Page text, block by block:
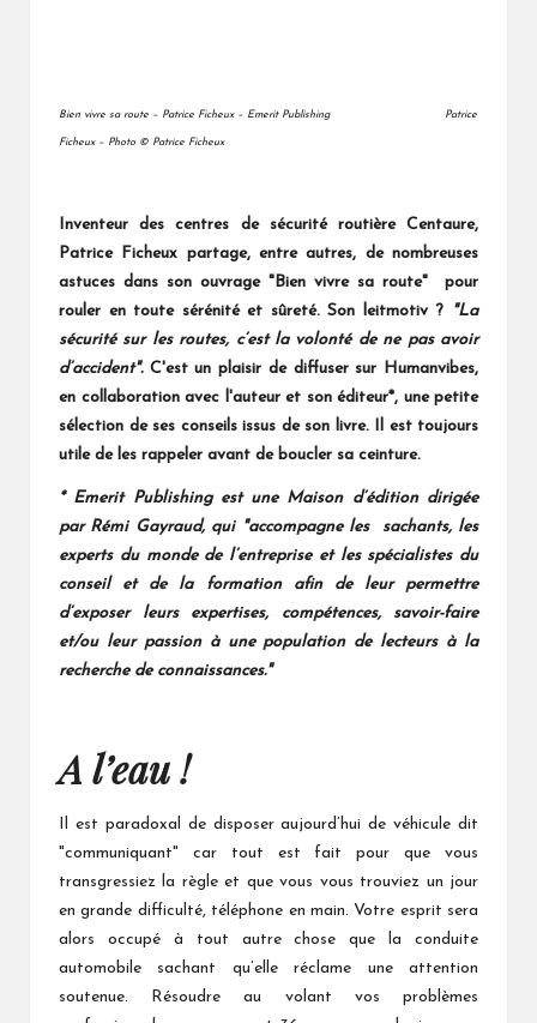
Bien vivre sa route – Patrice Ficheux – Emerit Publishing Patrice
Ficheux – Photo © Patrice Ficheux
Inventeur des centres de sécurité routière Centaure,
Patrice Ficheux partage, entre autres, de nombreuses
astuces dans son ouvrage "Bien vivre sa route" pour
rouler en toute sérénité et sûreté. Son leitmotiv ? "La
sécurité sur les routes, c’est la volonté de ne pas avoir
d’accident".C'est un plaisir de diffuser sur Humanvibes,
en collaboration avec l'auteur et son éditeur*, une petite
sélection de ses conseils issus de son livre. Il est toujours
utile de les rappeler avant de boucler sa ceinture.
* Emerit Publishing est une Maison d’édition dirigée
par Rémi Gayraud, qui "accompagne les sachants, les
experts du monde de l’entreprise et les spécialistes du
conseil et de la formation afin de leur permettre
d’exposer leurs expertises, compétences, savoir-faire
et/ou leur passion à une population de lecteurs à la
recherche de connaissances."
A l’eau !
Il est paradoxal de disposer aujourd’hui de véhicule dit
"communiquant" car tout est fait pour que vous
transgressiez la règle et que vous vous trouviez un jour
en grande difficulté, téléphone en main. Votre esprit sera
alors occupé à tout autre chose que la conduite
automobile sachant qu’elle réclame une attention
soutenue. Résoudre au volant vos problèmes